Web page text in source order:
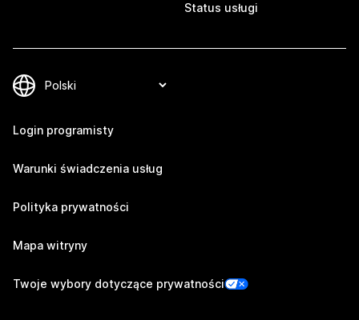
Status usługi
Login programisty
Warunki świadczenia usług
Polityka prywatności
Mapa witryny
Twoje wybory dotyczące prywatności